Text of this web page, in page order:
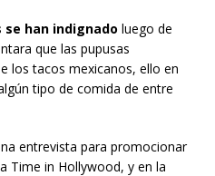
se han indignado luego de
que las pupusas
los tacos mexicanos, ello en
tipo de comida de entre
entrevista para promocionar
Time in Hollywood, y en la